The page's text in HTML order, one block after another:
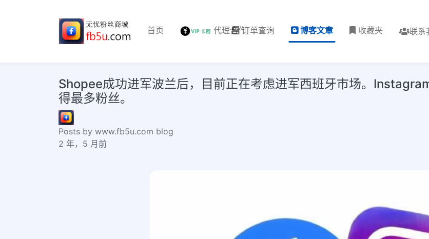
首页 代理合作订单查询 博客文章 收藏夹 联系
Shopee成功进军波兰后，目前正在考虑进军西班牙市场。
得最多粉丝。
Posts by www.fb5u.com blog
2 年，5 月前